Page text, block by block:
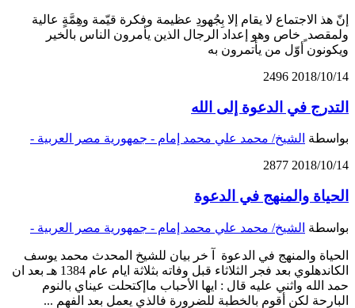
إنّ هذ الاجتماع لا يقام إلا بِجُهودِ عظيمة وفكرة قيّمة وهِمَّةٍ عالية
ولمقصد ٍ خاص وهو إعداد الرجال الذين يأمرون الناس بالخير
ويكونون أوّل من يأتمرون به
2018/10/14
2496
التدرج في الدعوة إلى الله
بواسطة الشيخ/ محمد علي محمد إمام - جمهورية مصر العربية -
2018/10/14
2877
الحياة والمنهج في الدعوة
بواسطة الشيخ/ محمد علي محمد إمام - جمهورية مصر العربية -
الحياة والمنهج في الدعوة آ خر بيان للشيخ المحدث محمد يوسف
الكاندهلوي بعد فجر الثلاثاء قبل وفاته بثلاثة ايام عام 1384 هـ بعد ان
حمد الله واثني عليه قال : ايها الأحباب ماإكتحلت عيناي بالنوم
البارحة لكن أقوم بالخطبة للضرورة فالذي يعمل بعد الفهم ...